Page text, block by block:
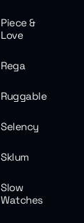
Piece &
Love
Rega
Ruggable
Selency
Sklum
Slow
Watches